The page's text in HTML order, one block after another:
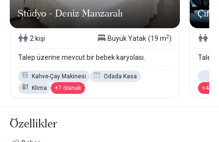
Stüdyo - Deniz Manzaralı
2 kişi Büyük Yatak (19 m2)
Talep üzerine mevcut bir bebek karyolası.
Kahve-Çay Makinesi
Odada Kasa
Klima
+7 olanak
Çift
Talep
+4
Özellikler